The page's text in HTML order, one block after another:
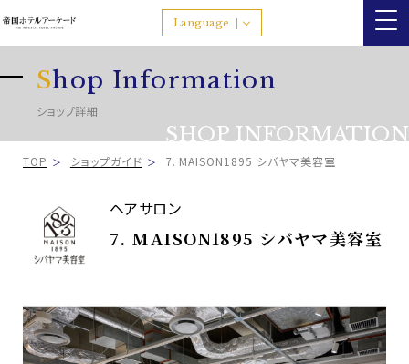
Language
Shop Information
ショップ詳細
SHOP INFORMATION
TOP ショップガイド 7. MAISON1895 シバヤマ美容室
ヘアサロン
7. MAISON1895 シバヤマ美容室